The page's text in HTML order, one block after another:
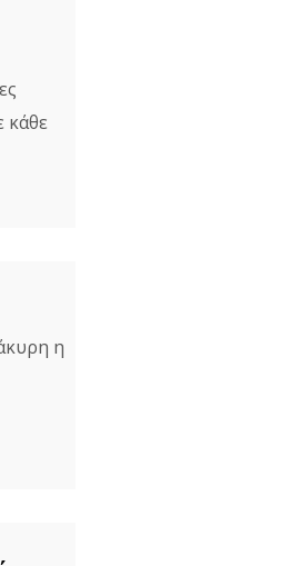
κάθε
η